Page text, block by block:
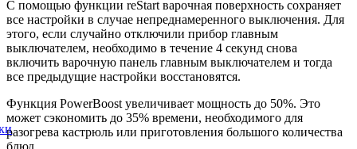
С помощью функции reStart варочная поверхность сохраняет
все настройки в случае непреднамеренного выключения. Для
этого, если случайно отключили прибор главным
выключателем, необходимо в течение 4 секунд снова
включить варочную панель главным выключателем и тогда
все предыдущие настройки восстановятся.
Функция PowerBoost увеличивает мощность до 50%. Это
может сэкономить до 35% времени, необходимого для
разогрева кастрюль или приготовления большого количества